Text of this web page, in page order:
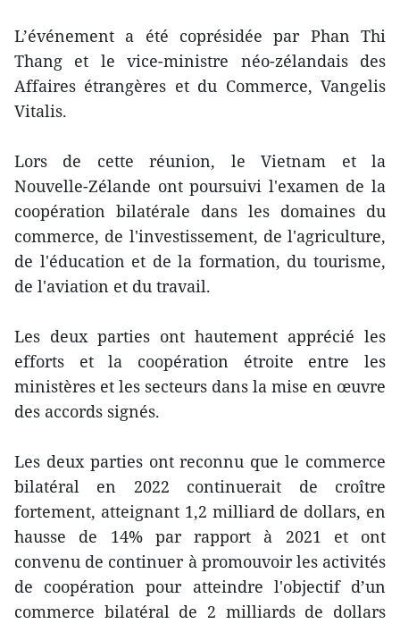
L’événement a été coprésidée par Phan Thi
Thang et le vice-ministre néo-zélandais des
Affaires étrangères et du Commerce, Vangelis
Vitalis.
Lors de cette réunion, le Vietnam et la
Nouvelle-Zélande ont poursuivi l'examen de la
coopération bilatérale dans les domaines du
commerce, de l'investissement, de l'agriculture,
de l'éducation et de la formation, du tourisme,
de l'aviation et du travail.
Les deux parties ont hautement apprécié les
efforts et la coopération étroite entre les
ministères et les secteurs dans la mise en œuvre
des accords signés.
Les deux parties ont reconnu que le commerce
bilatéral en 2022 continuerait de croître
fortement, atteignant 1,2 milliard de dollars, en
hausse de 14% par rapport à 2021 et ont
convenu de continuer à promouvoir les activités
de coopération pour atteindre l'objectif d’un
commerce bilatéral de 2 milliards de dollars